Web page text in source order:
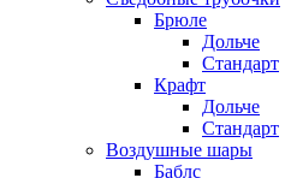
Брюле
Дольче
Стандарт
Крафт
Дольче
Стандарт
Воздушные шары
Баблс